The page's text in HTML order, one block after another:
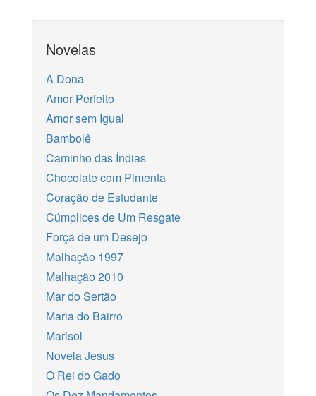
Novelas
A Dona
Amor Perfeito
Amor sem Igual
Bambolê
Caminho das Índias
Chocolate com Pimenta
Coração de Estudante
Cúmplices de Um Resgate
Força de um Desejo
Malhação 1997
Malhação 2010
Mar do Sertão
Maria do Bairro
Marisol
Novela Jesus
O Rei do Gado